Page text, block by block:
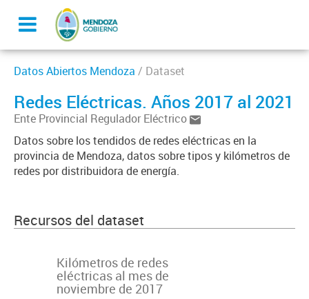
Datos Abiertos Mendoza / Dataset
Redes Eléctricas. Años 2017 al 2021
Ente Provincial Regulador Eléctrico
Datos sobre los tendidos de redes eléctricas en la
provincia de Mendoza, datos sobre tipos y kilómetros de
redes por distribuidora de energía.
Recursos del dataset
Kilómetros de redes
eléctricas al mes de
noviembre de 2017